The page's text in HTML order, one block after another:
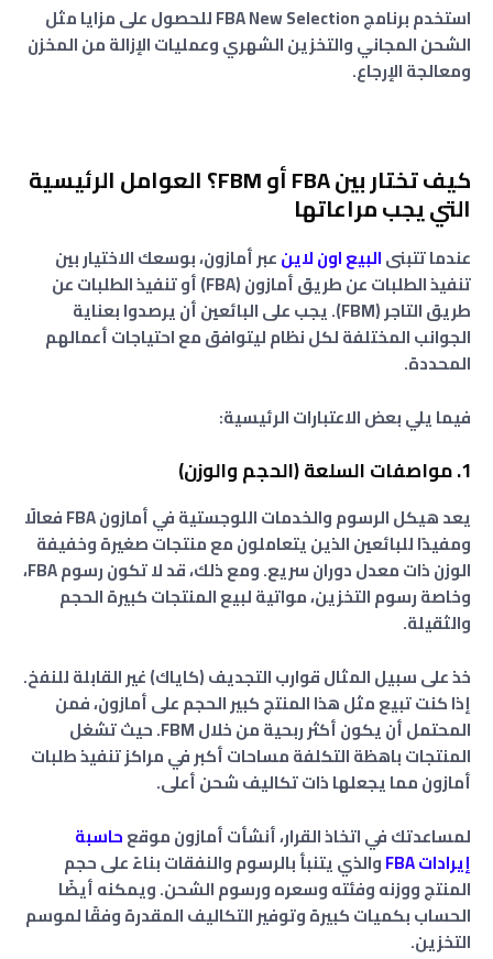
استخدم برنامج FBA New Selection للحصول على مزايا مثل
الشحن المجاني والتخزين الشهري وعمليات الإزالة من المخزن
ومعالجة الإرجاع.
كيف تختار بين FBA أو FBM؟ العوامل الرئيسية
التي يجب مراعاتها
عندما تتبنىالبيع اون لاينعبر أمازون، بوسعك الاختيار بين
تنفيذ الطلبات عن طريق أمازون (FBA) أو تنفيذ الطلبات عن
طريق التاجر (FBM). يجب على البائعين أن يرصدوا بعناية
الجوانب المختلفة لكل نظام ليتوافق مع احتياجات أعمالهم
المحددة.
فيما يلي بعض الاعتبارات الرئيسية:
1. مواصفات السلعة (الحجم والوزن)
يعد هيكل الرسوم والخدمات اللوجستية في أمازون FBA فعالًا
ومفيدًا للبائعين الذين يتعاملون مع منتجات صغيرة وخفيفة
الوزن ذات معدل دوران سريع. ومع ذلك، قد لا تكون رسوم FBA،
وخاصة رسوم التخزين، مواتية لبيع المنتجات كبيرة الحجم
والثقيلة.
خذ على سبيل المثال قوارب التجديف (كاياك) غير القابلة للنفخ.
إذا كنت تبيع مثل هذا المنتج كبير الحجم على أمازون، فمن
المحتمل أن يكون أكثر ربحية من خلال FBM. حيث تشغل
المنتجات باهظة التكلفة مساحات أكبر في مراكز تنفيذ طلبات
أمازون مما يجعلها ذات تكاليف شحن أعلى.
لمساعدتك في اتخاذ القرار، أنشأت أمازون موقعحاسبة
إيرادات FBA
والذي يتنبأ بالرسوم والنفقات بناءً على حجم
المنتج ووزنه وفئته وسعره ورسوم الشحن. ويمكنه أيضًا
الحساب بكميات كبيرة وتوفير التكاليف المقدرة وفقًا لموسم
التخزين.